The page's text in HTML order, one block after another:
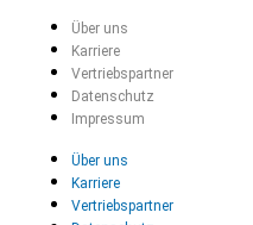
Über uns
Karriere
Vertriebspartner
Datenschutz
Impressum
Über uns
Karriere
Vertriebspartner